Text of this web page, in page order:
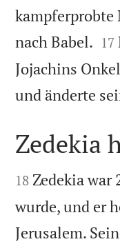
kampferprobte
nach Babel. 

17
Jojachins
und änderte

Zedekia

18 Zedekia war
wurde, und er
Jerusalem.